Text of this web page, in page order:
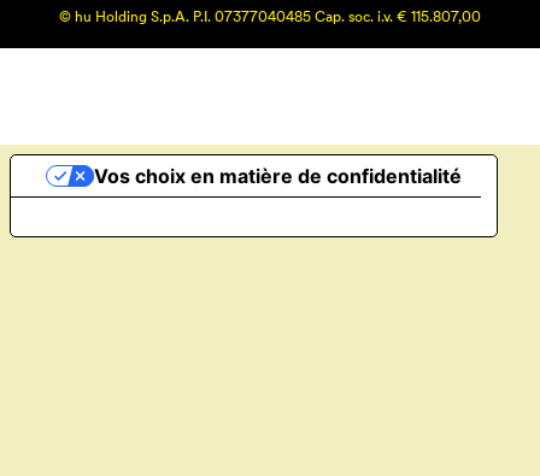
© hu Holding S.p.A. P.I. 07377040485 Cap. soc. i.v. € 115.807,00
Vos choix en matière de confidentialité